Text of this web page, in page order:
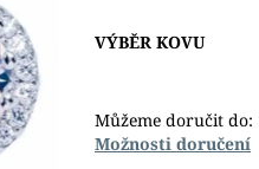
VÝBĚR KOVU
Můžeme doručit do:
Možnosti doručení